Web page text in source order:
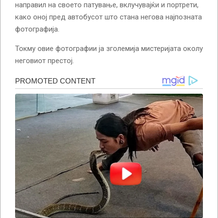
направил на своето патување, вклучувајќи и портрети,
како оној пред автобусот што стана негова најпозната
фотографија.
Токму овие фотографии ја зголемија мистеријата околу
неговиот престој.